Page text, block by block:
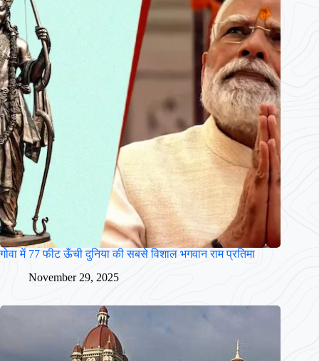
गोवा में 77 फीट ऊँची दुनिया की सबसे विशाल भगवान राम प्रतिमा
November 29, 2025